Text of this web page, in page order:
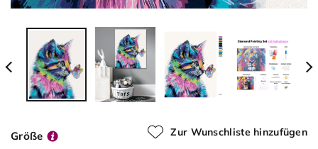
Zur Wunschliste hinzufügen
Größe